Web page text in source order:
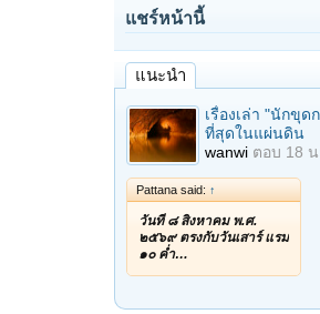
แชร์หน้านี้
แนะนำ
เรื่องเล่า "นักขุด
ที่สุดในแผ่นดิน
wanwi ตอบ 18
Pattana said: ↑
วันที่ ๘ สิงหาคม พ.ศ.
๒๕๖๙ ตรงกับวันเสาร์ แรม
๑๐ ค่ำ…